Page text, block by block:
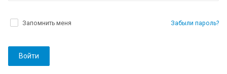
Забыли пароль?
Запомнить меня
Войти